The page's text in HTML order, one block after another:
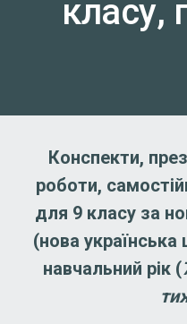
класу,
Конспекти,
роботи,
для 9 класу за
(нова
навчальний рік (